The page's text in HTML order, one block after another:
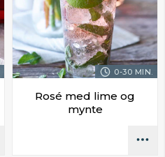
0-30 MIN.
Rosé med lime og
mynte